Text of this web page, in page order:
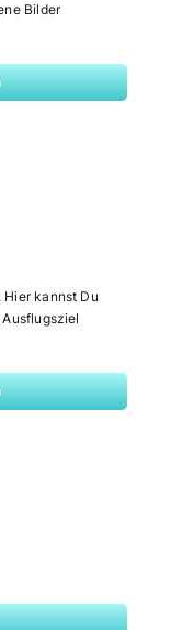
Bilder
kannst Du